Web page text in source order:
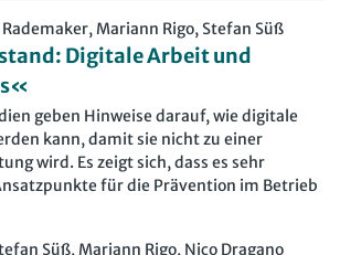
Mariann Rigo, Stefan Süß
Digitale Arbeit und
geben Hinweise darauf, wie digitale
kann, damit sie nicht zu einer
wird. Es zeigt sich, dass es sehr
für die Prävention im Betrieb
Süß, Mariann Rigo, Nico Dragano